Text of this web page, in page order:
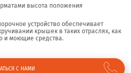
высота положения
устройство обеспечивает
крышек в таких отраслях, как
и моющие средства.
С НАМИ